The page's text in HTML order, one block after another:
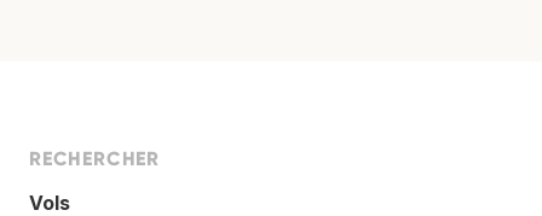
RECHERCHER
Vols